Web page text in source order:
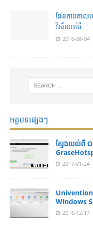
ផែនការ​គោល
វិស័យ​អប់រំ
2016-08-04
អត្ថបទផ្សេងៗ
ស្វែងយល់ពី
2017-01-24
Univention
Windows
2016-12-17